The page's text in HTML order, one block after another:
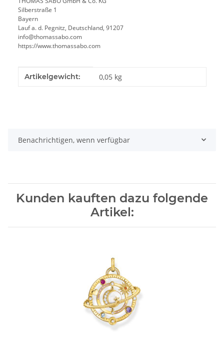
Silberstraße 1
Bayern
Lauf a. d. Pegnitz, Deutschland, 91207
info@thomassabo.com
https://www.thomassabo.com
Produkteigenschaft
Wert
Artikelgewicht: 0,05 kg
Benachrichtigen, wenn verfügbar
Kunden kauften dazu folgende
Artikel: